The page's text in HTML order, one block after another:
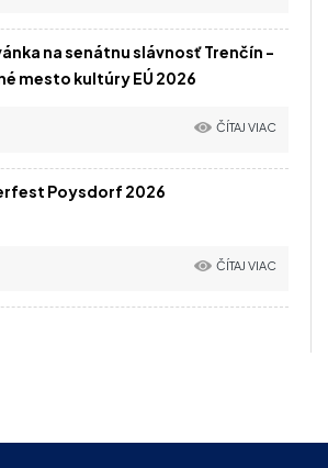
na senátnu slávnosť Trenčín -
mesto kultúry EÚ 2026
ČÍTAJ VIAC
Poysdorf 2026
ČÍTAJ VIAC